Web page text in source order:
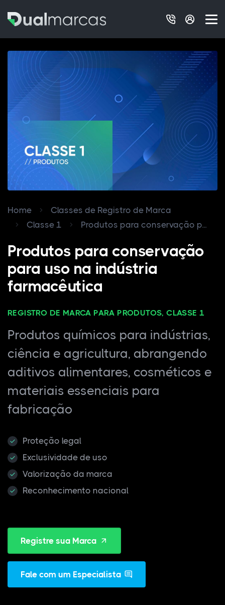
Home
Classes de Registro de Marca
Classe 1
Produtos para conservação p...
Produtos para conservação
para uso na indústria
farmacêutica
REGISTRO DE MARCA PARA PRODUTOS, CLASSE 1
Produtos químicos para indústrias,
ciência e agricultura, abrangendo
aditivos alimentares, cosméticos e
materiais essenciais para
fabricação
Proteção legal
Exclusividade de uso
Valorização da marca
Reconhecimento nacional
Registre sua Marca
Fale com um Especialista